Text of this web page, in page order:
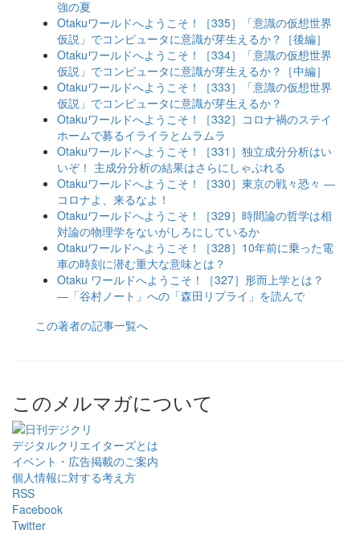
強の夏
Otakuワールドへようこそ！［335］「意識の仮想世界
仮説」でコンピュータに意識が芽生えるか？［後編］
Otakuワールドへようこそ！［334］「意識の仮想世界
仮説」でコンピュータに意識が芽生えるか？［中編］
Otakuワールドへようこそ！［333］「意識の仮想世界
仮説」でコンピュータに意識が芽生えるか？
Otakuワールドへようこそ！［332］コロナ禍のステイ
ホームで募るイライラとムラムラ
Otakuワールドへようこそ！［331］独立成分分析はい
いぞ！ 主成分分析の結果はさらにしゃぶれる
Otakuワールドへようこそ！［330］東京の戦々恐々 ―
コロナよ、来るなよ！
Otakuワールドへようこそ！［329］時間論の哲学は相
対論の物理学をないがしろにしているか
Otakuワールドへようこそ！［328］10年前に乗った電
車の時刻に潜む重大な意味とは？
Otaku ワールドへようこそ！［327］形而上学とは？
―「谷村ノート」への「森田リプライ」を読んで
この著者の記事一覧へ
このメルマガについて
デジタルクリエイターズとは
イベント・広告掲載のご案内
個人情報に対する考え方
RSS
Facebook
Twitter